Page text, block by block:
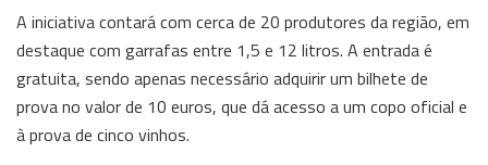
A iniciativa contará com cerca de 20 produtores da região, em
destaque com garrafas entre 1,5 e 12 litros. A entrada é
gratuita, sendo apenas necessário adquirir um bilhete de
prova no valor de 10 euros, que dá acesso a um copo oficial e
à prova de cinco vinhos.